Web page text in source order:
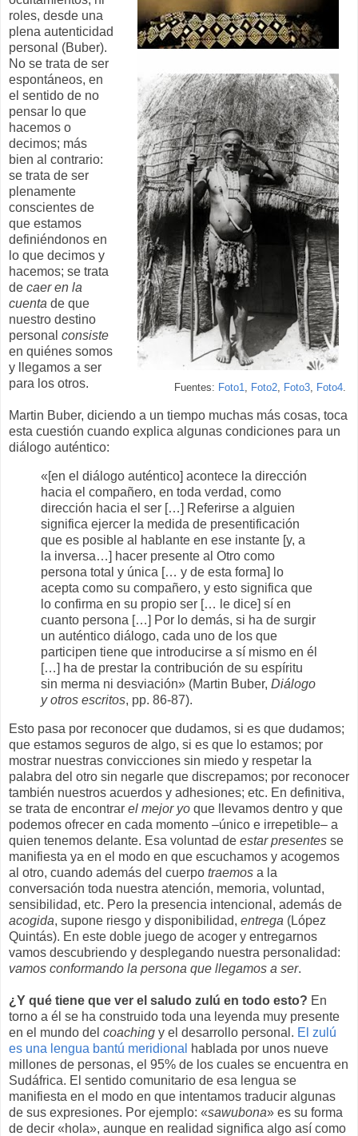
Fuentes: Foto1, Foto2, Foto3, Foto4.
roles, desde una
plena autenticidad
personal (Buber).
No se trata de ser
espontáneos, en
el sentido de no
pensar lo que
hacemos o
decimos; más
bien al contrario:
se trata de ser
plenamente
conscientes de
que estamos
definiéndonos en
lo que decimos y
hacemos; se trata
de caer en la
cuenta de que
nuestro destino
personal consiste
en quiénes somos
y llegamos a ser
para los otros.
Martin Buber, diciendo a un tiempo muchas más cosas, toca
esta cuestión cuando explica algunas condiciones para un
diálogo auténtico:
«[en el diálogo auténtico] acontece la dirección
hacia el compañero, en toda verdad, como
dirección hacia el ser […] Referirse a alguien
significa ejercer la medida de presentificación
que es posible al hablante en ese instante [y, a
la inversa…] hacer presente al Otro como
persona total y única [… y de esta forma] lo
acepta como su compañero, y esto significa que
lo confirma en su propio ser [… le dice] sí en
cuanto persona […] Por lo demás, si ha de surgir
un auténtico diálogo, cada uno de los que
participen tiene que introducirse a sí mismo en él
[…] ha de prestar la contribución de su espíritu
sin merma ni desviación» (Martin Buber, Diálogo
y otros escritos, pp. 86-87).
Esto pasa por reconocer que dudamos, si es que dudamos;
que estamos seguros de algo, si es que lo estamos; por
mostrar nuestras convicciones sin miedo y respetar la
palabra del otro sin negarle que discrepamos; por reconocer
también nuestros acuerdos y adhesiones; etc. En definitiva,
se trata de encontrar el mejor yo que llevamos dentro y que
podemos ofrecer en cada momento –único e irrepetible– a
quien tenemos delante. Esa voluntad de estar presentes se
manifiesta ya en el modo en que escuchamos y acogemos
al otro, cuando además del cuerpo traemos a la
conversación toda nuestra atención, memoria, voluntad,
sensibilidad, etc. Pero la presencia intencional, además de
acogida, supone riesgo y disponibilidad, entrega (López
Quintás). En este doble juego de acoger y entregarnos
vamos descubriendo y desplegando nuestra personalidad:
vamos conformando la persona que llegamos a ser.
¿Y qué tiene que ver el saludo zulú en todo esto? En
torno a él se ha construido toda una leyenda muy presente
en el mundo del coaching y el desarrollo personal. El zulú
es una lengua bantú meridional
hablada por unos nueve
millones de personas, el 95% de los cuales se encuentra en
Sudáfrica. El sentido comunitario de esa lengua se
manifiesta en el modo en que intentamos traducir algunas
de sus expresiones. Por ejemplo: «sawubona» es su forma
de decir «hola», aunque en realidad significa algo así como